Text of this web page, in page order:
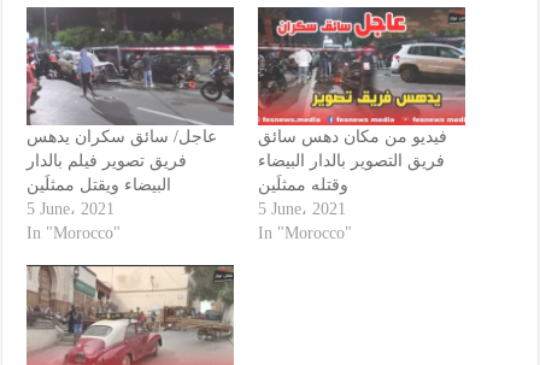
عاجل/ سائق سكران يدهس
فريق تصوير فيلم بالدار
البيضاء ويقتل ممثلَين
5 June، 2021
In "Morocco"
فيديو من مكان دهس سائق
فريق التصوير بالدار البيضاء
وقتله ممثلَين
5 June، 2021
In "Morocco"